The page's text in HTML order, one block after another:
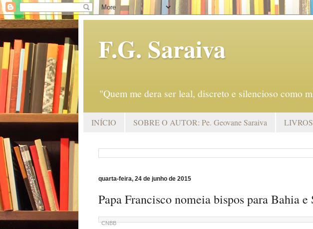
F.G. Saraiva
"Quem me dera ser leal, discreto e silencioso como
INÍCIO SOBRE O AUTOR: Pe. Geovane Saraiva
quarta-feira, 24 de junho de 2015
Papa Francisco nomeia bispos para Bahia e
CNBB